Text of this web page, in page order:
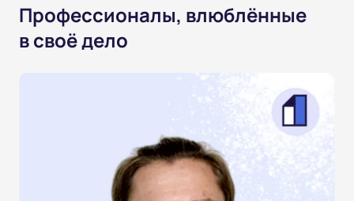
Профессионалы, влюблённые
в своё дело